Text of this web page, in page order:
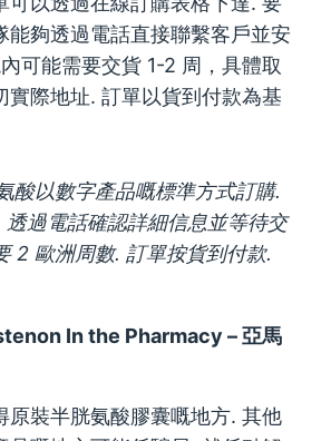
能夠透過電話直接聯繫客戶並安
可能需要交貨 1-2 周，具體取
實際地址. 訂單以貨到付款為基
酸以數字產品嘅標準方式訂購.
透過電話確認詳細信息並等待交
2 歐洲周數. 訂單按貨到付款.
In the Pharmacy – 亞馬
原裝半胱氨酸膠囊嘅地方. 其他